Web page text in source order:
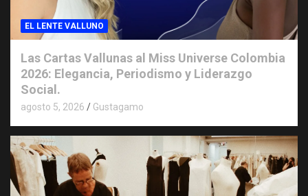
EL LENTE VALLUNO
Las Cartas Vallunas al Miss Universe Colombia
2026: Elegancia, Periodismo y Liderazgo
Social.
agosto 5, 2026 Gustagamo